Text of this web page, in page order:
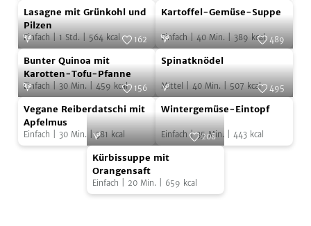
Zottarella
Lasagne
mit
Grünkohl
und
Pilzen
Foto:Simon Wheeler
Lasagne mit Grünkohl und
Pilzen
Einfach 1 Std. 564 kcal
Kartoffel-
Gemüse-
Suppe
Foto:
Kartoffel-Gemüse-Suppe
Einfach 40 Min. 389 kcal
Bunter
Quinoa
mit
Karotten-
Tofu-
Pfanne
Foto:
162
Bunter Quinoa mit
Karotten-Tofu-Pfanne
Einfach 30 Min. 459 kcal
Spinatknödel
489
Spinatknödel
Mittel 40 Min. 507 kcal
Vegane
Reiberdatschi
mit
Foto: SevenCooks
156
Vegane Reiberdatschi mit
Apfelmus
Einfach 30 Min. |381 kcal
Wintergemüse-
Eintopf
Foto: SevenCooks
495
Wintergemüse-Eintopf
Einfach |35 Min. 443 kcal
Kürbissuppe
mit
Orangensaft
Foto:
208
Kürbissuppe mit
Orangensaft
Einfach 20 Min. 659 kcal